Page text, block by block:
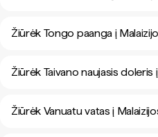
Žiūrėk Tongo paanga į
Žiūrėk Taivano naujasis
Žiūrėk Vanuatu vatas į